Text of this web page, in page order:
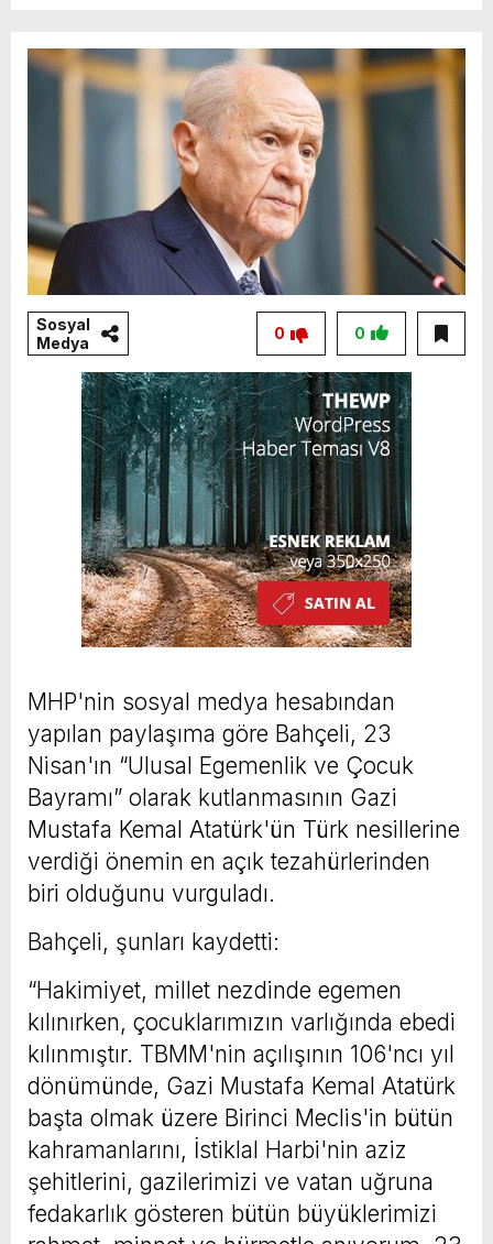
Sosyal
Medya
0
0
MHP'nin sosyal medya hesabından
yapılan paylaşıma göre Bahçeli, 23
Nisan'ın “Ulusal Egemenlik ve Çocuk
Bayramı” olarak kutlanmasının Gazi
Mustafa Kemal Atatürk'ün Türk nesillerine
verdiği önemin en açık tezahürlerinden
biri olduğunu vurguladı.
Bahçeli, şunları kaydetti:
“Hakimiyet, millet nezdinde egemen
kılınırken, çocuklarımızın varlığında ebedi
kılınmıştır. TBMM'nin açılışının 106'ncı yıl
dönümünde, Gazi Mustafa Kemal Atatürk
başta olmak üzere Birinci Meclis'in bütün
kahramanlarını, İstiklal Harbi'nin aziz
şehitlerini, gazilerimizi ve vatan uğruna
fedakarlık gösteren bütün büyüklerimizi